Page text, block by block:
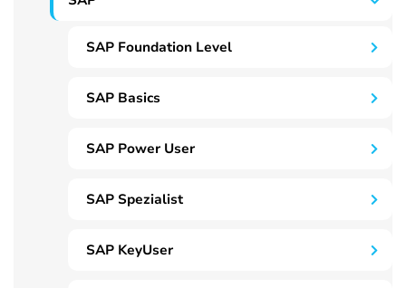
SAP Foundation Level
SAP Basics
SAP Power User
SAP Spezialist
SAP KeyUser